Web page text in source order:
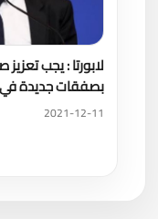
لابورتا : يجب
بصفقات جديدة في
2021-12-11